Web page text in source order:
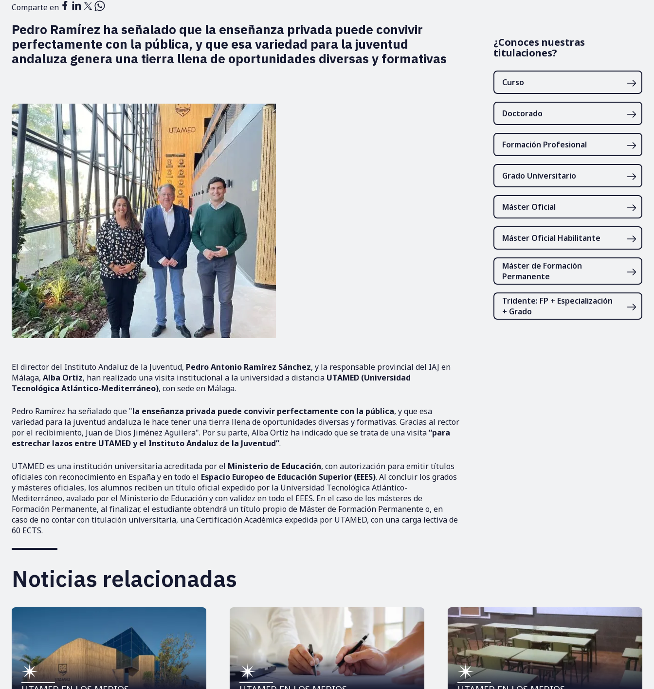
Comparte en
Pedro Ramírez ha señalado que la enseñanza privada puede convivir
perfectamente con la pública, y que esa variedad para la juventud
andaluza genera una tierra llena de oportunidades diversas y formativas
El director del Instituto Andaluz de la Juventud, Pedro Antonio Ramírez Sánchez, y la responsable provincial del IAJ en
Málaga, Alba Ortiz, han realizado una visita institucional a la universidad a distancia UTAMED (Universidad
Tecnológica Atlántico-Mediterráneo), con sede en Málaga.
Pedro Ramírez ha señalado que "la enseñanza privada puede convivir perfectamente con la pública, y que esa
variedad para la juventud andaluza le hace tener una tierra llena de oportunidades diversas y formativas. Gracias al rector
por el recibimiento, Juan de Dios Jiménez Aguilera". Por su parte, Alba Ortiz ha indicado que se trata de una visita“para
estrechar lazos entre UTAMED y el Instituto Andaluz de la Juventud”.
UTAMED es una institución universitaria acreditada por el Ministerio de Educación, con autorización para emitir títulos
oficiales con reconocimiento en España y en todo el Espacio Europeo de Educación Superior (EEES). Al concluir los grados
y másteres oficiales, los alumnos reciben un título oficial expedido por la Universidad Tecnológica Atlántico-
Mediterráneo, avalado por el Ministerio de Educación y con validez en todo el EEES. En el caso de los másteres de
Formación Permanente, al finalizar, el estudiante obtendrá un título propio de Máster de Formación Permanente o, en
caso de no contar con titulación universitaria, una Certificación Académica expedida por UTAMED, con una carga lectiva de
60 ECTS.
¿Conoces nuestras
titulaciones?
Curso
Doctorado
Formación Profesional
Grado Universitario
Máster Oficial
Máster Oficial Habilitante
Máster de Formación
Permanente
Tridente: FP + Especialización
+ Grado
Noticias relacionadas